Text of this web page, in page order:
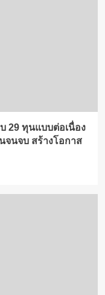
29 ทุนแบบต่อเนื่อง
จนจบ สร้างโอกาส